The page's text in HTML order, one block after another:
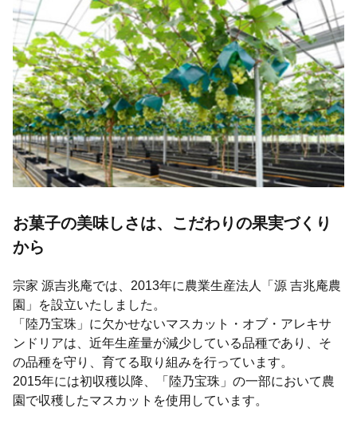
お菓子の美味しさは、こだわりの果実づくり
から
宗家 源吉兆庵では、2013年に農業生産法人「源 吉兆庵農
園」を設立いたしました。
「陸乃宝珠」に欠かせないマスカット・オブ・アレキサ
ンドリアは、近年生産量が減少している品種であり、そ
の品種を守り、育てる取り組みを行っています。
2015年には初収穫以降、「陸乃宝珠」の一部において農
園で収穫したマスカットを使用しています。